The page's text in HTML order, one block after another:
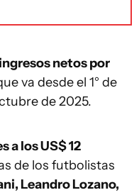
ingresos netos por
va desde el 1° de
de 2025.
a los US$ 12
de los futbolistas
Leandro Lozano,